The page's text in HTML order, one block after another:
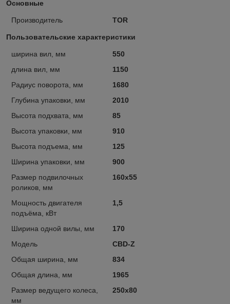
Основные
Производитель TOR
Пользовательские характеристики
ширина вил, мм
550
длина вил, мм
1150
Радиус поворота, мм
1680
Глубина упаковки, мм
2010
Высота подхвата, мм
85
Высота упаковки, мм
910
Высота подъема, мм
125
Ширина упаковки, мм
900
Размер подвилочных
роликов, мм
160х55
Мощность двигателя
подъёма, кВт
1,5
Ширина одной вилы, мм
170
Модель
CBD-Z
Общая ширина, мм
834
Общая длина, мм
1965
Размер ведущего колеса,
мм
250х80